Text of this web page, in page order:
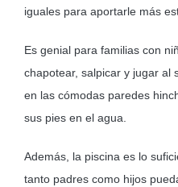
iguales para aportarle más
Es genial para familias con
chapotear, salpicar y jugar al
en las cómodas paredes
sus pies en el agua.
Además, la piscina es lo
tanto padres como hijos